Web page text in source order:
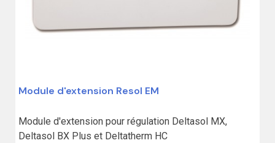
Module d'extension Resol EM
Module d'extension pour régulation Deltasol MX,
Deltasol BX Plus et Deltatherm HC